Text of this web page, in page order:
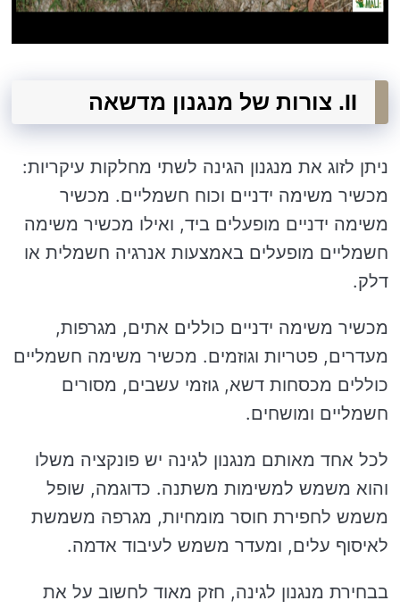
II. צורות של מנגנון מדשאה
ניתן לזוג את מנגנון הגינה לשתי מחלקות עיקריות:
מכשיר משימה ידניים וכוח חשמליים. מכשיר
משימה ידניים מופעלים ביד, ואילו מכשיר משימה
חשמליים מופעלים באמצעות אנרגיה חשמלית או
דלק.
מכשיר משימה ידניים כוללים אתים, מגרפות,
מעדרים, פטריות וגוזמים. מכשיר משימה חשמליים
כוללים מכסחות דשא, גוזמי עשבים, מסורים
חשמליים ומושחים.
לכל אחד מאותם מנגנון לגינה יש פונקציה משלו
והוא משמש למשימות משתנה. כדוגמה, שופל
משמש לחפירת חוסר מומחיות, מגרפה משמשת
לאיסוף עלים, ומעדר משמש לעיבוד אדמה.
בבחירת מנגנון לגינה, חזק מאוד לחשוב על את